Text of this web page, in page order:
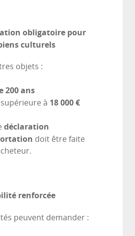
obligatoire pour
culturels
objets :
200 ans
à 18 000 €
déclaration
doit être faite
renforcée
peuvent demander :